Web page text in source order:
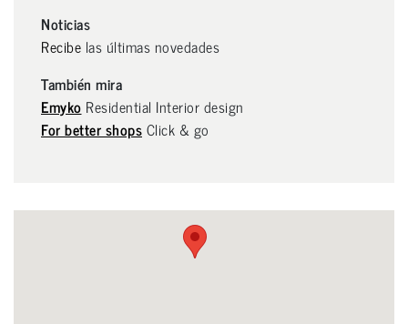
Noticias
Recibe las últimas novedades
También mira
Emyko Residential Interior design
For better shopsClick & go